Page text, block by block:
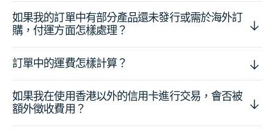
如果我的訂單中有部分產品還未發行或需於海外訂
購，付運方面怎樣處理？
訂單中的運費怎樣計算？
如果我在使用香港以外的信用卡進行交易，會否被
額外徵收費用？